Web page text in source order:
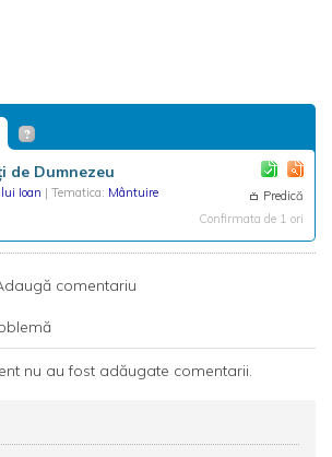
de Dumnezeu
Ioan | Tematica: Mântuire
Predică
Confirmata de 1 ori
comentariu
nu au fost adăugate comentarii.